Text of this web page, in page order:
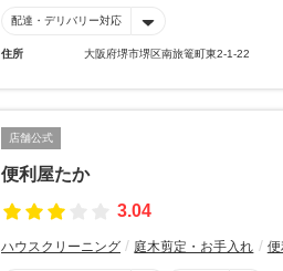
配達・デリバリー対応
住所 大阪府堺市堺区南旅篭町東2-1-22
店舗公式
便利屋たか
3.04
ハウスクリーニング 庭木剪定・お手入れ 便